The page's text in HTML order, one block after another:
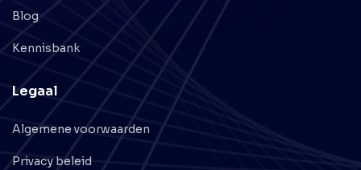
Blog
Kennisbank
Legaal
Algemene voorwaarden
Privacy beleid